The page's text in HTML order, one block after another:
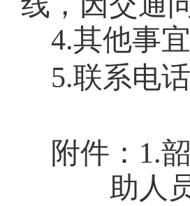
4.其他事
5.联系电话
附件 ： 1.
助人